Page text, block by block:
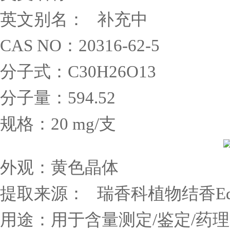
英文别名：
补充中
CAS NO ： 20316-62-5
分子式： C30H26O13
分子量： 594.52
规格： 20 mg/支
外观：黄色晶体
提取来源：
瑞香科植物结香
用途：用于含量测定/鉴定/药